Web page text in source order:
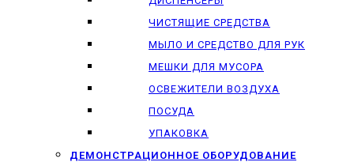
ЧИСТЯЩИЕ СРЕДСТВА
МЫЛО И СРЕДСТВО ДЛЯ РУК
МЕШКИ ДЛЯ МУСОРА
ОСВЕЖИТЕЛИ ВОЗДУХА
ПОСУДА
УПАКОВКА
ДЕМОНСТРАЦИОННОЕ ОБОРУДОВАНИЕ